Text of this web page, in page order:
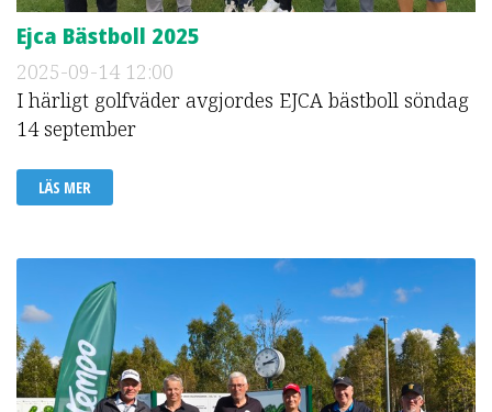
Ejca Bästboll 2025
2025-09-14 12:00
I härligt golfväder avgjordes EJCA bästboll söndag
14 september
LÄS MER